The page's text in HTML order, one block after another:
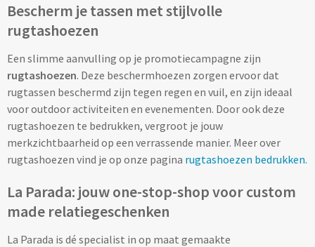
Custom made drinkflessen
Custom made IZY Bottles
Lunch
Lunchboxen bedrukken
Lunchbekers bedrukken
Voedselcontainers bedrukken
Bescherm je tassen met stijlvolle
rugtashoezen
Een slimme aanvulling op je promotiecampagne zijn
rugtashoezen. Deze beschermhoezen zorgen ervoor dat
rugtassen beschermd zijn tegen regen en vuil, en zijn ideaal
voor outdoor activiteiten en evenementen. Door ook deze
rugtashoezen te bedrukken, vergroot je jouw
merkzichtbaarheid op een verrassende manier. Meer over
rugtashoezen vind je op onze pagina rugtashoezen bedrukken.
La Parada: jouw one-stop-shop voor custom
made relatiegeschenken
La Parada is dé specialist in op maat gemaakte